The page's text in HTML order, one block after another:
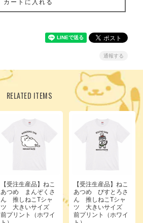
通報する
RELATED ITEMS
【受注生産品】ねこ
あつめ まんぞくさ
ん 推しねこTシャ
ツ 大きいサイズ
前プリント（ホワイ
【受注生産品】ねこ
あつめ びすとろさ
ん 推しねこTシャ
ツ 大きいサイズ
前プリント（ホワイ